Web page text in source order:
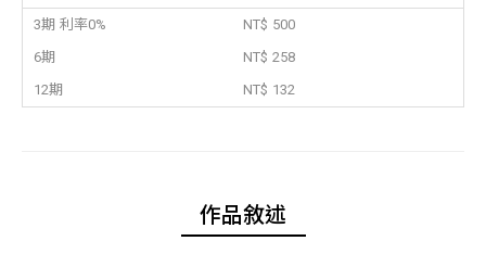
3期 利率0%
NT$ 500
6期
NT$ 258
12期
NT$ 132
作品敘述